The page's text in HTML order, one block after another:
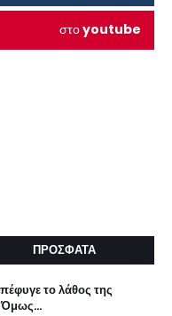
στοyoutube
ΠΡΟΣΦΑΤΑ
το λάθος της
Όμως...